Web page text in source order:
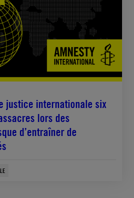
justice internationale six
lors des
d’entraîner de